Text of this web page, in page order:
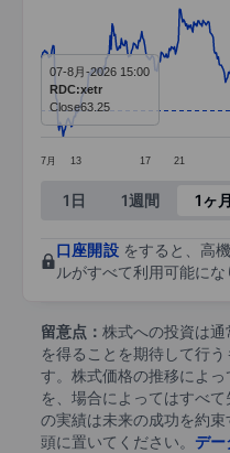
Line chart with 374
The chart has 1 X
The chart has 1 Y
7月 13 17 21
07-8月-2026 15:00
RDC:xetr
Close63.25
End of interactive
1日 1週間 1ヶ月
口座開設をすると、高
ルがすべて利用可能にな
留意点： 株式への投資は
を得ることを期待して行
す。株式価格の推移によ
を、場合によってはすべ
の実績は未来の成功を約
頭に置いてください。 デー